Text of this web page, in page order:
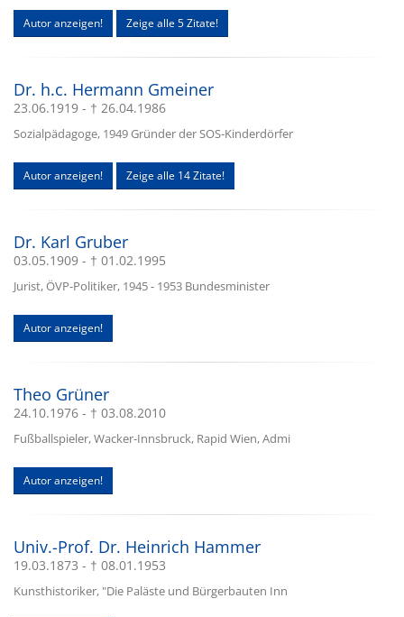
Autor anzeigen! Zeige alle 5 Zitate!
Dr. h.c. Hermann Gmeiner
23.06.1919 - † 26.04.1986
Sozialpädagoge, 1949 Gründer der SOS-Kinderdörfer
Autor anzeigen! Zeige alle 14 Zitate!
Dr. Karl Gruber
03.05.1909 - † 01.02.1995
Jurist, ÖVP-Politiker, 1945 - 1953 Bundesminister
Autor anzeigen!
Theo Grüner
24.10.1976 - † 03.08.2010
Fußballspieler, Wacker-Innsbruck, Rapid Wien, Admi
Autor anzeigen!
Univ.-Prof. Dr. Heinrich Hammer
19.03.1873 - † 08.01.1953
Kunsthistoriker, "Die Paläste und Bürgerbauten Inn